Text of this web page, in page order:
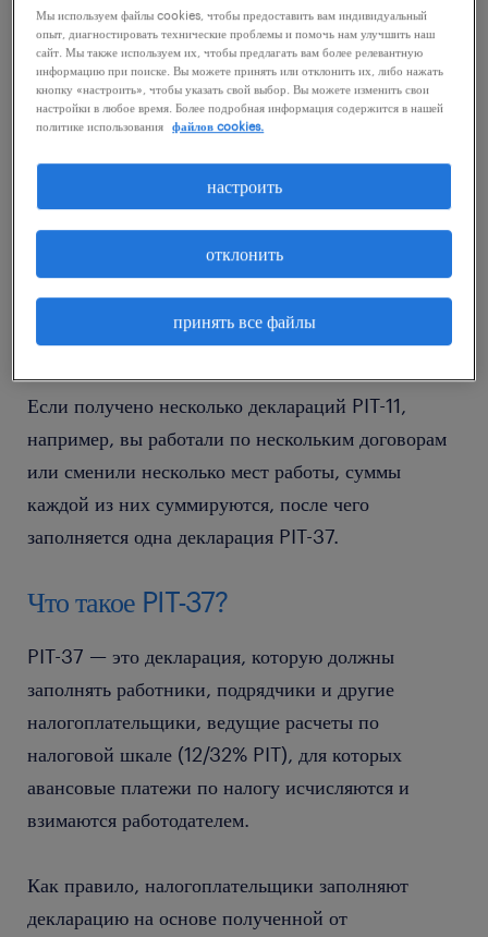
получил от компании в течение года, независимо
от типа договора. В форме также содержится
информация об уплаченных налогах и сумме
взносов в Фонд социального страхования (ZUS).
обязан отправить декларацию PIT-11 в налоговую
инспекцию, а до конца февраля передать ее
налогоплательщику, то есть, нанятому работнику.
На основании полученной PIT-11 работник
заполняет декларацию PIT-37.
Если получено несколько деклараций PIT-11,
например, вы работали по нескольким договорам
или сменили несколько мест работы, суммы
каждой из них суммируются, после чего
заполняется одна декларация PIT-37.
Что такое PIT-37?
PIT-37 — это декларация, которую должны
заполнять работники, подрядчики и другие
налогоплательщики, ведущие расчеты по
налоговой шкале (12/32% PIT), для которых
авансовые платежи по налогу исчисляются и
взимаются работодателем.
Как правило, налогоплательщики заполняют
декларацию на основе полученной от
Мы используем файлы cookies, чтобы предоставить вам индивидуальный
опыт, диагностировать технические проблемы и помочь нам улучшить наш
сайт. Мы также используем их, чтобы предлагать вам более релевантную
информацию при поиске. Вы можете принять или отклонить их, либо нажать
кнопку «настроить», чтобы указать свой выбор. Вы можете изменить свои
настройки в любое время. Более подробная информация содержится в нашей
политике использования
файлов cookies.
принять все файлы
отклонить
настроить